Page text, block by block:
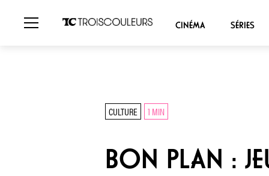
CINÉMA SÉRIES
CULTURE 1 MIN
BON PLAN :